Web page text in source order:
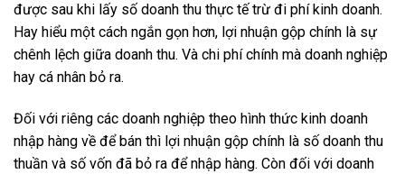
được sau khi lấy số doanh thu thực tế trừ đi phí kinh doanh.
Hay hiểu một cách ngắn gọn hơn, lợi nhuận gộp chính là sự
chênh lệch giữa doanh thu. Và chi phí chính mà doanh nghiệp
hay cá nhân bỏ ra.
Đối với riêng các doanh nghiệp theo hình thức kinh doanh
nhập hàng về để bán thì lợi nhuận gộp chính là số doanh thu
thuần và số vốn đã bỏ ra để nhập hàng. Còn đối với doanh